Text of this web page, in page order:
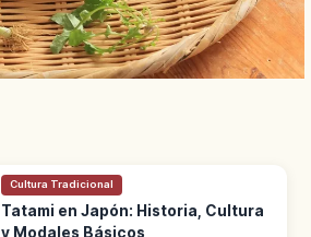
Cultura Tradicional
Tatami en Japón: Historia, Cultura
y Modales Básicos